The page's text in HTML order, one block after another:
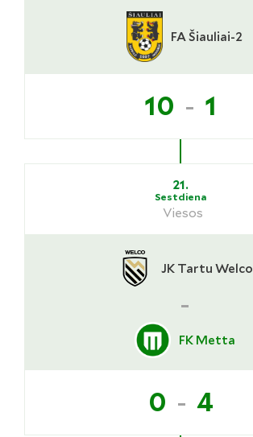
FA Šiauliai-2
10 - 1
21.
Sestdiena
Viesos
JK Tartu Welco
-
FK Metta
0 - 4